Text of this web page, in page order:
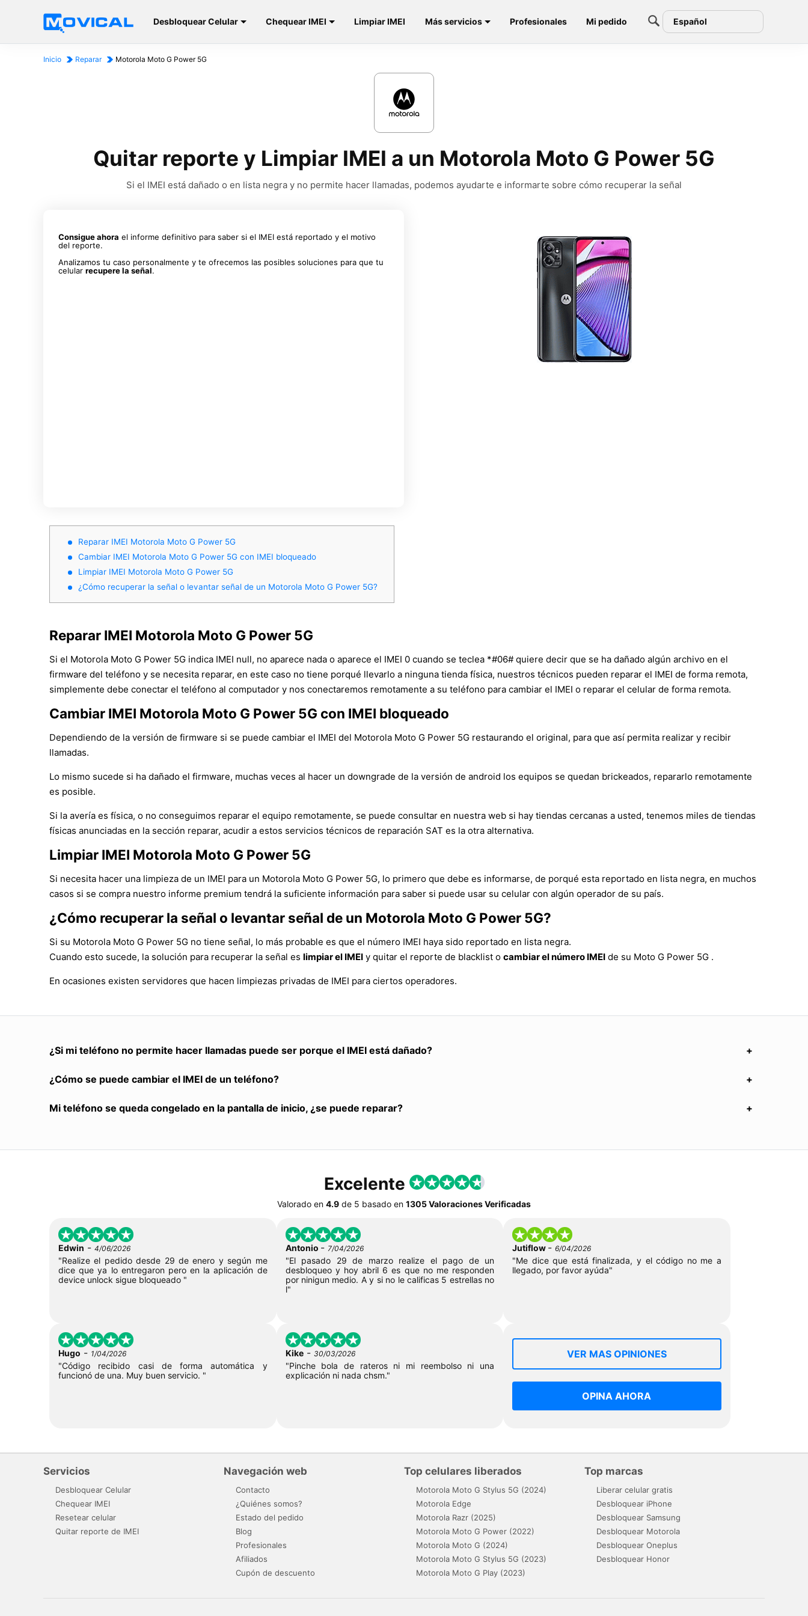
Desbloquear Celular Chequear IMEI Limpiar IMEI Más servicios Profesionales Mi pedido Español
Inicio Reparar Motorola Moto G Power 5G
Quitar reporte y Limpiar IMEI a un Motorola Moto G Power 5G
Si el IMEI está dañado o en lista negra y no permite hacer llamadas, podemos ayudarte e informarte sobre cómo recuperar la señal
Consigue ahora el informe definitivo para saber si el IMEI está reportado y el motivo
del reporte.
Analizamos tu caso personalmente y te ofrecemos las posibles soluciones para que tu
celular recupere la señal.
Reparar IMEI Motorola Moto G Power 5G
Cambiar IMEI Motorola Moto G Power 5G con IMEI bloqueado
Limpiar IMEI Motorola Moto G Power 5G
¿Cómo recuperar la señal o levantar señal de un Motorola Moto G Power 5G?
Reparar IMEI Motorola Moto G Power 5G
Si el Motorola Moto G Power 5G indica IMEI null, no aparece nada o aparece el IMEI 0 cuando se teclea *#06# quiere decir que se ha dañado algún archivo en el
firmware del teléfono y se necesita reparar, en este caso no tiene porqué llevarlo a ninguna tienda física, nuestros técnicos pueden reparar el IMEI de forma remota,
simplemente debe conectar el teléfono al computador y nos conectaremos remotamente a su teléfono para cambiar el IMEI o reparar el celular de forma remota.
Cambiar IMEI Motorola Moto G Power 5G con IMEI bloqueado
Dependiendo de la versión de firmware si se puede cambiar el IMEI del Motorola Moto G Power 5G restaurando el original, para que así permita realizar y recibir
llamadas.
Lo mismo sucede si ha dañado el firmware, muchas veces al hacer un downgrade de la versión de android los equipos se quedan brickeados, repararlo remotamente
es posible.
Si la avería es física, o no conseguimos reparar el equipo remotamente, se puede consultar en nuestra web si hay tiendas cercanas a usted, tenemos miles de tiendas
físicas anunciadas en la sección reparar, acudir a estos servicios técnicos de reparación SAT es la otra alternativa.
Limpiar IMEI Motorola Moto G Power 5G
Si necesita hacer una limpieza de un IMEI para un Motorola Moto G Power 5G, lo primero que debe es informarse, de porqué esta reportado en lista negra, en muchos
casos si se compra nuestro informe premium tendrá la suficiente información para saber si puede usar su celular con algún operador de su país.
¿Cómo recuperar la señal o levantar señal de un Motorola Moto G Power 5G?
Si su Motorola Moto G Power 5G no tiene señal, lo más probable es que el número IMEI haya sido reportado en lista negra.
Cuando esto sucede, la solución para recuperar la señal es limpiar el IMEI y quitar el reporte de blacklist o cambiar el número IMEI de su Moto G Power 5G .
En ocasiones existen servidores que hacen limpiezas privadas de IMEI para ciertos operadores.
¿Si mi teléfono no permite hacer llamadas puede ser porque el IMEI está dañado?
¿Cómo se puede cambiar el IMEI de un teléfono?
Mi teléfono se queda congelado en la pantalla de inicio, ¿se puede reparar?
Excelente
Valorado en 4.9 de 5 basado en 1305 Valoraciones Verificadas
Edwin - 4/06/2026
"Realize el pedido desde 29 de enero y según me
dice que ya lo entregaron pero en la aplicación de
device unlock sigue bloqueado "
Antonio - 7/04/2026
"El pasado 29 de marzo realize el pago de un
desbloqueo y hoy abril 6 es que no me responden
por ninigun medio. A y si no le calificas 5 estrellas no
l"
Jutiflow -6/04/2026
"Me dice que está finalizada, y el código no me a
llegado, por favor ayúda"
Hugo - 1/04/2026
"Código recibido casi de forma automática y
funcionó de una. Muy buen servicio. "
Kike- 30/03/2026
"Pinche bola de rateros ni mi reembolso ni una
explicación ni nada chsm."
VER MAS OPINIONES
OPINA AHORA
Servicios
Desbloquear Celular
Chequear IMEI
Resetear celular
Quitar reporte de IMEI
Navegación web
Contacto
¿Quiénes somos?
Estado del pedido
Blog
Profesionales
Afiliados
Cupón de descuento
Top celulares liberados
Motorola Moto G Stylus 5G (2024)
Motorola Edge
Motorola Razr (2025)
Motorola Moto G Power (2022)
Motorola Moto G (2024)
Motorola Moto G Stylus 5G (2023)
Motorola Moto G Play (2023)
Top marcas
Liberar celular gratis
Desbloquear iPhone
Desbloquear Samsung
Desbloquear Motorola
Desbloquear Oneplus
Desbloquear Honor